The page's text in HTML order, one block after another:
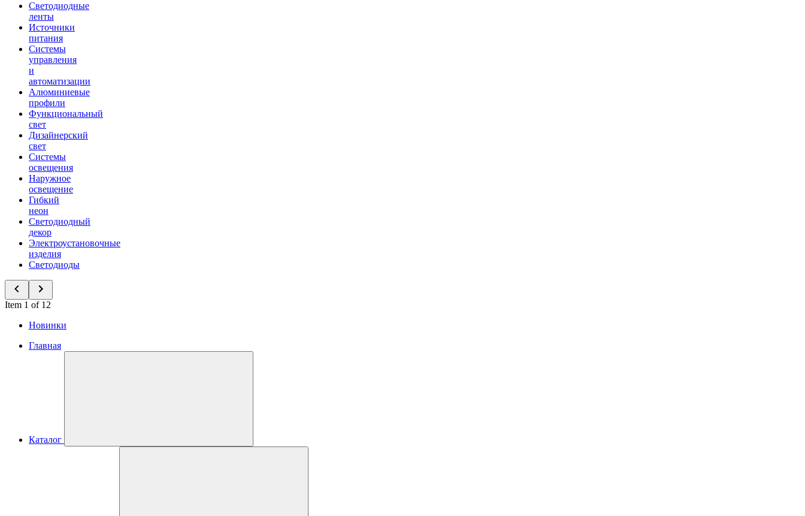
Светодиодные
ленты
Источники
питания
Системы
управления
и
автоматизации
Алюминиевые
профили
Функциональный
свет
Дизайнерский
свет
Системы
освещения
Наружное
освещение
Гибкий
неон
Светодиодный
декор
Электроустановочные
изделия
Светодиоды
Item 1 of 12
Новинки
Главная
Каталог